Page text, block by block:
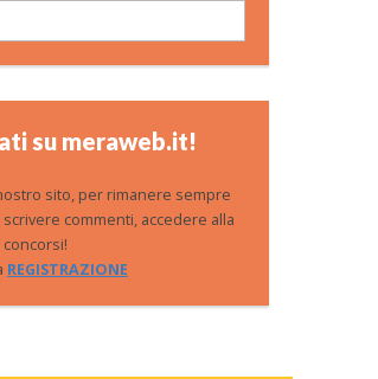
su meraweb.it!
sito, per rimanere sempre
commenti, accedere alla
REGISTRAZIONE